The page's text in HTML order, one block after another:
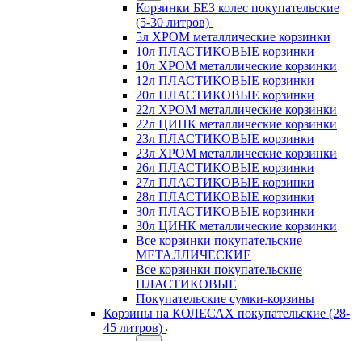
Корзинки БЕЗ колес покупательские
(5-30 литров)
5л ХРОМ металлические корзинки
10л ПЛАСТИКОВЫЕ корзинки
10л ХРОМ металлические корзинки
12л ПЛАСТИКОВЫЕ корзинки
20л ПЛАСТИКОВЫЕ корзинки
22л ХРОМ металлические корзинки
22л ЦИНК металлические корзинки
23л ПЛАСТИКОВЫЕ корзинки
23л ХРОМ металлические корзинки
26л ПЛАСТИКОВЫЕ корзинки
27л ПЛАСТИКОВЫЕ корзинки
28л ПЛАСТИКОВЫЕ корзинки
30л ПЛАСТИКОВЫЕ корзинки
30л ЦИНК металлические корзинки
Все корзинки покупательские
МЕТАЛЛИЧЕСКИЕ
Все корзинки покупательские
ПЛАСТИКОВЫЕ
Покупательские сумки-корзины
Корзины на КОЛЕСАХ покупательские (28-
45 литров)